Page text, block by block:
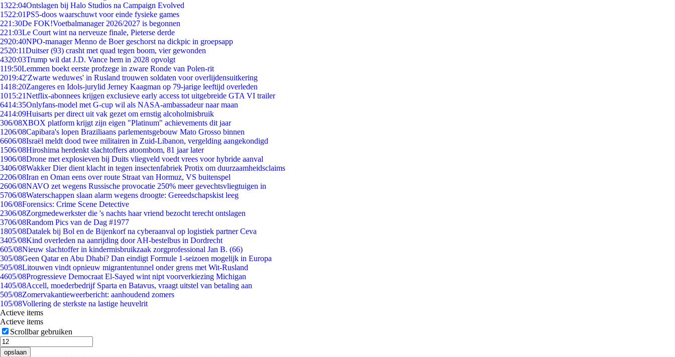
1322:04Ontslagen bij Halo Studios na Campaign Evolved
1522:01PS5-doos waarschuwt voor einde fysieke games
221:30De FOK!Voetbalmanager 2026/2027 is begonnen
221:03Le Court wint na nerveuze finale, Pieterse derde
2920:40NPO-manager Menno de Boer geschorst na dickpic in groepsapp
2520:11Duitser (93) crasht met quad tegen boom, vier gewonden
4320:03Trump wil dat J.D. Vance hem in 2028 opvolgt
119:50Lemmen boekt eerste profzege in zware Ronde van Polen-rit
2019:42'Zwarte weduwes' in Rusland trouwen soldaten voor overlijdensuitkering
1418:20Zangeres en Idols-jurylid Jerney Kaagman op 79-jarige leeftijd overleden
1015:21Netflix-abonnees krijgen exclusieve early access tot uitgebreide GTA VI trailer
6414:35Onlyfans-model met G-cup wil als NASA-ambassadeur naar maan
2414:09Huisarts per direct uit vak gezet om ernstig alcoholmisbruik
306/08XBOX platform krijgt zijn eigen "Platinum" achievements dit jaar
1206/08Capibara's lopen Braziliaans parlementsgebouw Mato Grosso binnen
6606/08Israël meldt dood twee militairen in Zuid-Libanon, vergelding aangekondigd
1506/08Hiroshima herdenkt slachtoffers atoombom, 81 jaar later
1906/08Drone met explosieven bij Duits vliegveld voedt vrees voor hybride aanval
3406/08Wakker Dier dient klacht in tegen insectenfabriek Protix om duurzaamheidsclaims
2206/08Iran en Oman eens over route Straat van Hormuz, VS buitenspel
2606/08NAVO zet wegens Russische provocatie 250% meer gevechtsvliegtuigen in
5706/08Waterschappen slaan alarm wegens droogte: Gereedschapskist leeg
106/08Forensics: Crime Scene Detective
2306/08Zorgmedewerkster die 's nachts haar vriend bezocht terecht ontslagen
3706/08Random Pics van de Dag #1977
1805/08Datalek bij Bol en de Bijenkorf na cyberaanval op logistiek partner Ceva
3405/08Kind overleden na aanrijding door AH-bestelbus in Dordrecht
605/08Nieuw slachtoffer in kindermisbruikzaak zorgprofessional Jan B. (66)
305/08Geen Qatar en Abu Dhabi? Dan eindigt Formule 1-seizoen mogelijk in Europa
505/08Litouwen vindt opnieuw migrantentunnel onder grens met Wit-Rusland
4605/08Progressieve Democraat El-Sayed wint nipt voorverkiezing Michigan
1405/08Accell, moederbedrijf Sparta en Batavus, vraagt uitstel van betaling aan
505/08Zomervakantieweerbericht: aanhoudend zomers
105/08Vollering de sterkste na lastige heuvelrit
Actieve items
Actieve items
Scrollbar gebruiken
opslaan